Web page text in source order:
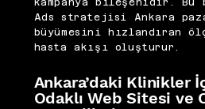
kampanya bileşenidir. Bu
Ads stratejisi Ankara
büyümesini hızlandıran
hasta akışı oluşturur.
Ankara’daki Klinikler
Odaklı Web Sitesi ve